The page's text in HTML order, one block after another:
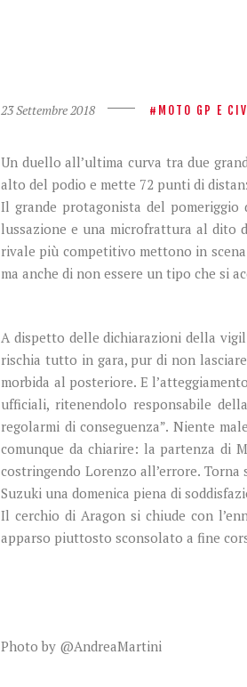
23 Settembre 2018 MOTO GP E CIV
Un duello all’ultima curva tra due
alto del podio e mette 72 punti di
Il grande protagonista del pomeriggio
lussazione e una microfrattura al dito
rivale più competitivo mettono in
ma anche di non essere un tipo che si
A dispetto delle dichiarazioni della
rischia tutto in gara, pur di non
morbida al posteriore. E
ufficiali, ritenendolo responsabile
regolarmi di conseguenza”. Niente
comunque da chiarire: la partenza di
costringendo Lorenzo all’errore.
Suzuki una domenica piena di
Il cerchio di Aragon si chiude con
apparso piuttosto sconsolato a fine
Photo by @AndreaMartini